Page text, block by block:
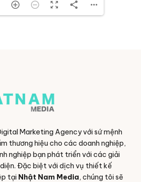
Marketing Agency với sứ mệnh
thương hiệu cho các doanh nghiệp,
nghiệp bạn phát triển với các giải
Đặc biệt với dịch vụ thiết kế
tại Nhật Nam Media, chúng tôi sẽ